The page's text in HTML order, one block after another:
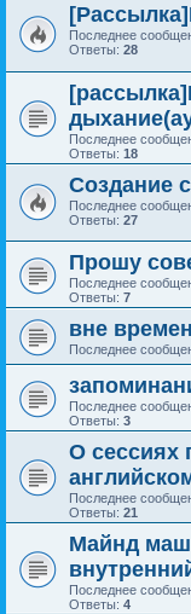
Последнее
Ответы: 28
Последнее
Ответы: 18
Создание
Последнее
Ответы: 27
Прошу
Последнее
Ответы: 7
вне
Последнее
Последнее
Ответы: 3
О сессиях
Последнее
Ответы: 21
Майнд
Последнее
Ответы: 4